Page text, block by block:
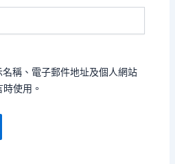
名稱、電子郵件地址及個人網站
使用。